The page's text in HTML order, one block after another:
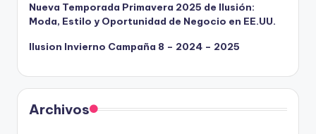
Nueva Temporada Primavera 2025 de Ilusión:
Moda, Estilo y Oportunidad de Negocio en EE.UU.
Ilusion Invierno Campaña 8 – 2024 – 2025
Archivos